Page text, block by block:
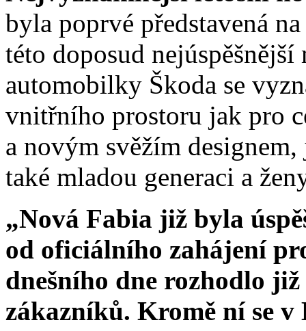
byla poprvé představená
této doposud
automobilky Škoda se
vnitřního prostoru jak pro
a novým svěžím
také mladou generaci a
„Nová Fabia již byla
od oficiálního zahájení
dnešního dne rozhodlo již
zákazníků. Kromě ní se